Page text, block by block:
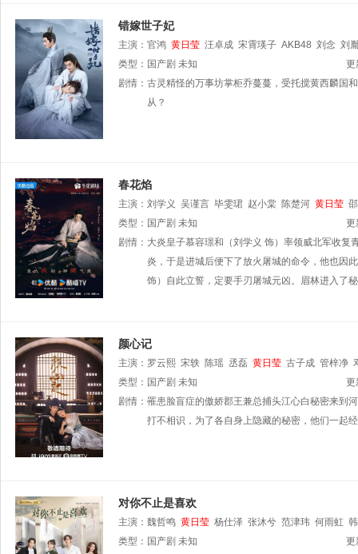
错嫁世子妃
主演： 官鸿 黄日莹 汪卓成 宋霄瑛子 AKB48 刘念 刘
类型： 国产剧 未知
更
剧情： 古灵精怪的万事坊掌柜乔蔓蔓，受托搅黄西麟国
从？
春花焰
主演： 刘学义 吴谨言 毕雯珺 赵小棠 陈楚河 黄日莹
类型： 国产剧 未知
更
剧情： 大炎皇子慕容璟和（刘学义 饰）率领威北军收
炎，于是进城后便下了放火屠城的命令，他也因
饰）自此立誓，定要手刃屠城元凶。眉林进入了
颜心记
主演： 罗云熙 宋轶 陈瑶 丞磊 黄日莹 古子成 管梓净
类型： 国产剧 未知
更
剧情： 罹患脸盲症的傲娇郡王兼总捕头江心白秘密来到
打不相识，为了各自身上隐藏的秘密，他们一起
对你不止是喜欢
主演： 魏哲鸣 黄日莹 杨仕泽 张沐兮 范津玮 何雨虹
类型： 国产剧 未知
更